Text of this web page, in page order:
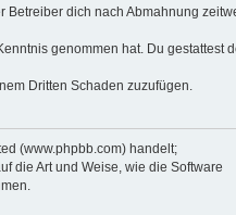
Betreiber dich nach Abmahnung
genommen hat. Du gestattest
Dritten Schaden zuzufügen.
(www.phpbb.com) handelt;
die Art und Weise, wie die Software